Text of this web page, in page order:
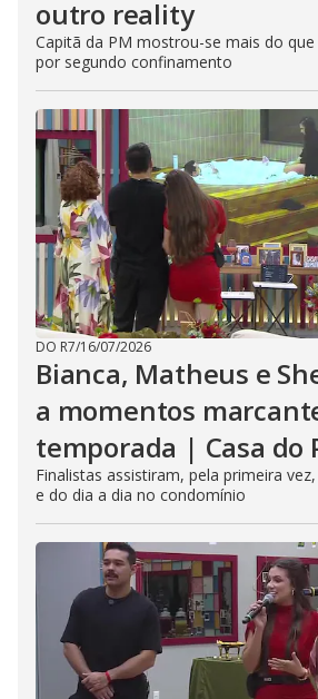
outro reality
Capitã da PM mostrou-se mais do
por segundo confinamento
DO R7/16/07/2026
Bianca, Matheus e
a momentos
temporada | Casa do
Finalistas assistiram, pela primeira
e do dia a dia no condomínio